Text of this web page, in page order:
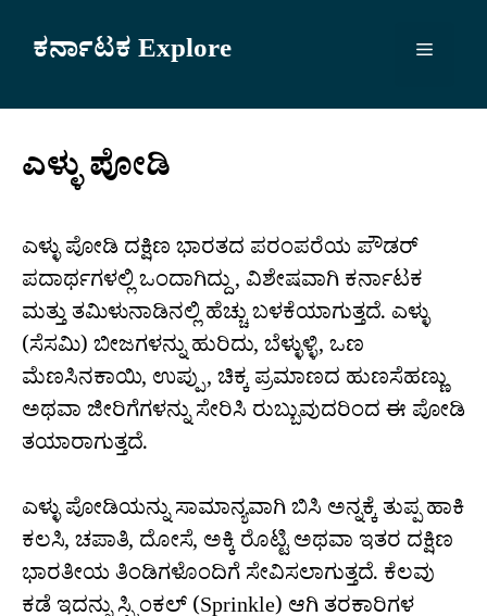
ಕರ್ನಾಟಕ Explore Menu
ಎಳ್ಳು ಪೋಡಿ
ಎಳ್ಳು ಪೋಡಿ ದಕ್ಷಿಣ ಭಾರತದ ಪರಂಪರೆಯ ಪೌಡರ್‌
ಪದಾರ್ಥಗಳಲ್ಲಿ ಒಂದಾಗಿದ್ದು, ವಿಶೇಷವಾಗಿ ಕರ್ನಾಟಕ
ಮತ್ತು ತಮಿಳುನಾಡಿನಲ್ಲಿ ಹೆಚ್ಚು ಬಳಕೆಯಾಗುತ್ತದೆ. ಎಳ್ಳು
(ಸೆಸಮಿ) ಬೀಜಗಳನ್ನು ಹುರಿದು, ಬೆಳ್ಳುಳ್ಳಿ, ಒಣ
ಮೆಣಸಿನಕಾಯಿ, ಉಪ್ಪು, ಚಿಕ್ಕ ಪ್ರಮಾಣದ ಹುಣಸೆಹಣ್ಣು
ಅಥವಾ ಜೀರಿಗೆಗಳನ್ನು ಸೇರಿಸಿ ರುಬ್ಬುವುದರಿಂದ ಈ ಪೋಡಿ
ತಯಾರಾಗುತ್ತದೆ.
ಎಳ್ಳು ಪೋಡಿಯನ್ನು ಸಾಮಾನ್ಯವಾಗಿ ಬಿಸಿ ಅನ್ನಕ್ಕೆ ತುಪ್ಪ ಹಾಕಿ
ಕಲಸಿ, ಚಪಾತಿ, ದೋಸೆ, ಅಕ್ಕಿ ರೊಟ್ಟಿ ಅಥವಾ ಇತರ ದಕ್ಷಿಣ
ಭಾರತೀಯ ತಿಂಡಿಗಳೊಂದಿಗೆ ಸೇವಿಸಲಾಗುತ್ತದೆ. ಕೆಲವು